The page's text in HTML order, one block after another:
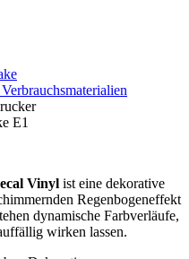
E1
Vinyl ist eine dekorative
Regenbogeneffekt
dynamische Farbverläufe,
wirken lassen.